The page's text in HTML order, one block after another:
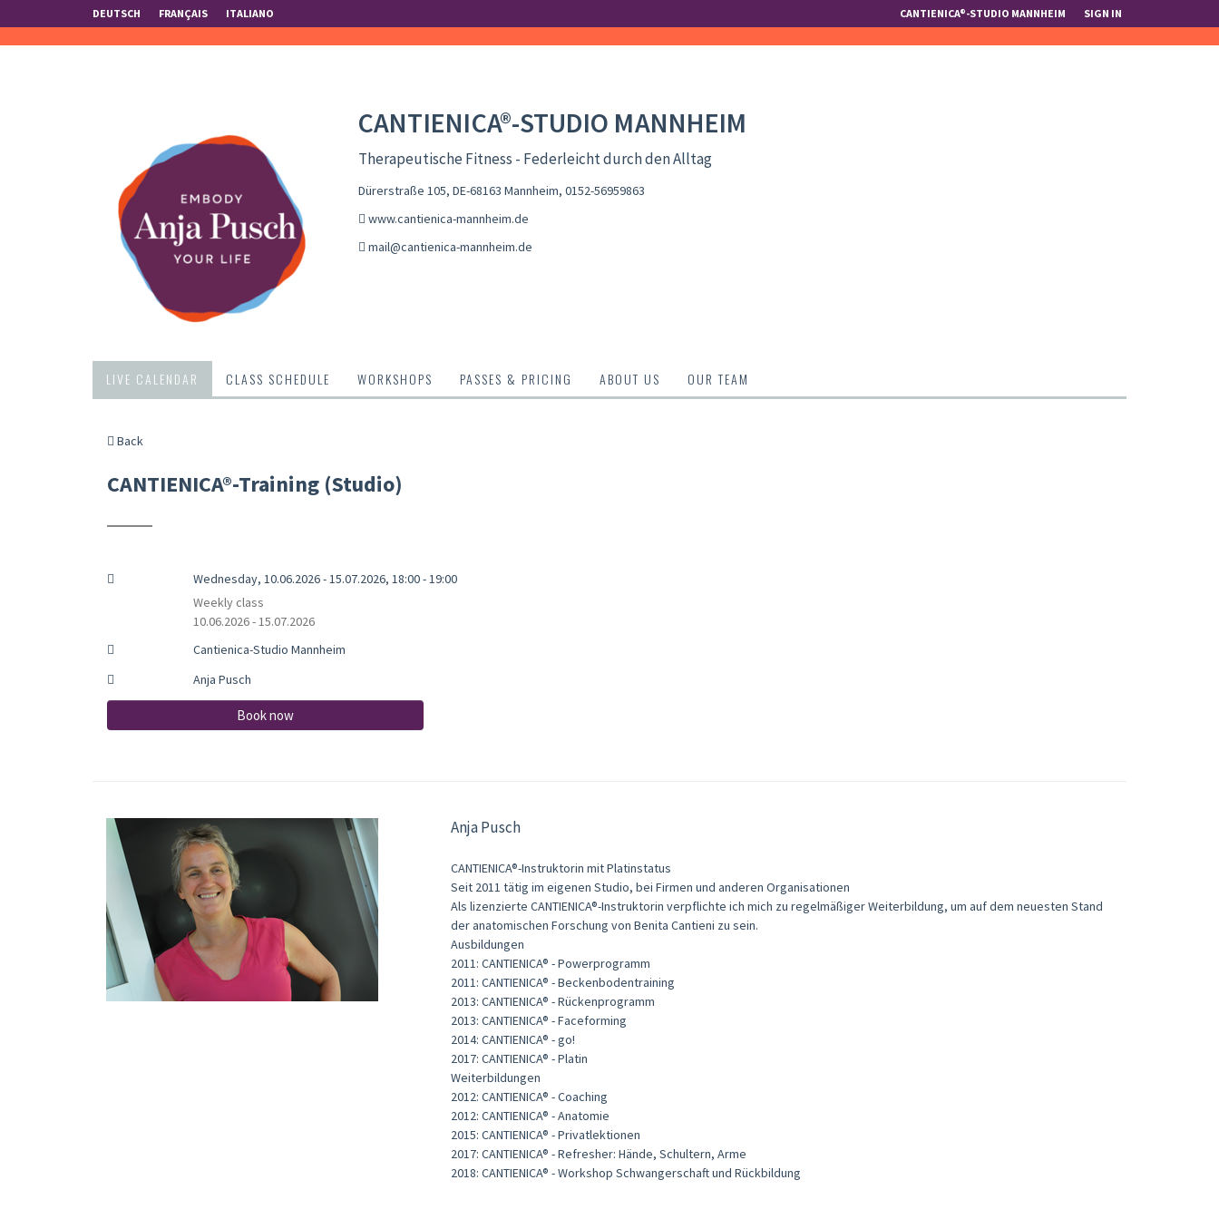
DEUTSCH FRANÇAIS ITALIANO CANTIENICA®-STUDIO MANNHEIM SIGN IN
CANTIENICA®-STUDIO MANNHEIM
Therapeutische Fitness - Federleicht durch den Alltag
Dürerstraße 105, DE-68163 Mannheim, 0152-56959863
www.cantienica-mannheim.de
mail@cantienica-mannheim.de
LIVE CALENDAR CLASS SCHEDULE WORKSHOPS PASSES & PRICING ABOUT US OUR TEAM
Back
CANTIENICA®-Training (Studio)
Wednesday, 10.06.2026 - 15.07.2026, 18:00 - 19:00
Weekly class
10.06.2026 - 15.07.2026
Cantienica-Studio Mannheim
Anja Pusch
Book now
Anja Pusch
CANTIENICA®-Instruktorin mit Platinstatus
Seit 2011 tätig im eigenen Studio, bei Firmen und anderen Organisationen
Als lizenzierte CANTIENICA®-Instruktorin verpflichte ich mich zu regelmäßiger Weiterbildung, um auf dem neuesten Stand
der anatomischen Forschung von Benita Cantieni zu sein.
Ausbildungen
2011: CANTIENICA® - Powerprogramm
2011: CANTIENICA® - Beckenbodentraining
2013: CANTIENICA® - Rückenprogramm
2013: CANTIENICA® - Faceforming
2014: CANTIENICA® - go!
2017: CANTIENICA® - Platin
Weiterbildungen
2012: CANTIENICA® - Coaching
2012: CANTIENICA® - Anatomie
2015: CANTIENICA® - Privatlektionen
2017: CANTIENICA® - Refresher: Hände, Schultern, Arme
2018: CANTIENICA® - Workshop Schwangerschaft und Rückbildung